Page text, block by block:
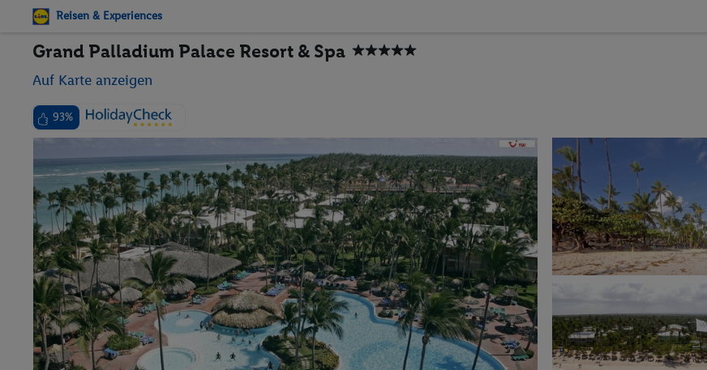
Reisen & Experiences
Grand Palladium Palace Resort & Spa
Auf Karte anzeigen
93%